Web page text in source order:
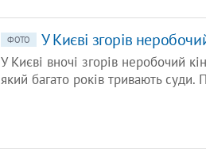
ФОТО У Києві згорів
У Києві вночі згорів неробочий
який багато років тривають